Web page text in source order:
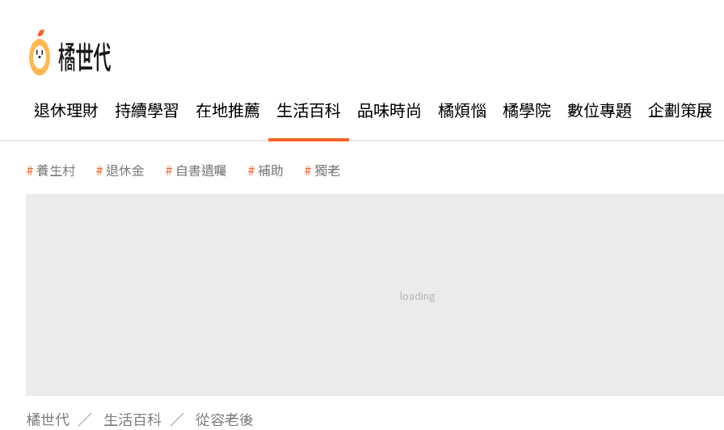
退休理財 持續學習 在地推薦 生活百科 品味時尚 橘煩惱 橘學院 數位專題 企劃策展
養生村 退休金 自書遺囑 補助 獨老
橘世代 生活百科 從容老後